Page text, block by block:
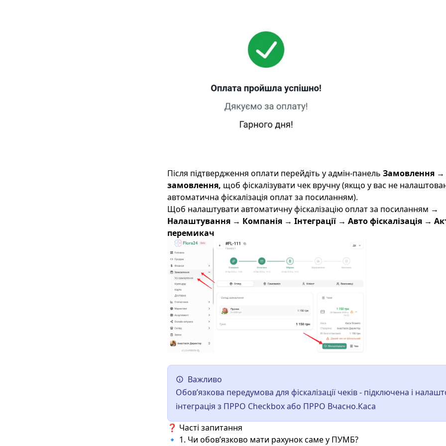
Після підтвердження оплати перейдіть у адмін-панель Замовлення →
замовлення, щоб фіскалізувати чек вручну (якщо у вас не
автоматична фіскалізація оплат за посиланням).
Щоб налаштувати автоматичну фіскалізацію оплат за посиланням →
Налаштування → Компанія → Інтеграції → Авто фіскалізація →
перемикач
Важливо
Обовʼязкова передумова для фіскалізації чеків - підключена і
інтеграція з ПРРО Checkboxабо ПРРО Вчасно.Каса
❓ Часті запитання
🔹 1. Чи обов’язково мати рахунок саме у ПУМБ?